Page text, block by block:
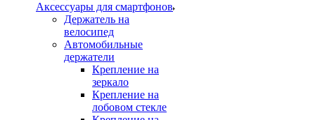
Аксессуары для смартфонов
Держатель на
велосипед
Автомобильные
держатели
Крепление на
зеркало
Крепление на
лобовом стекле